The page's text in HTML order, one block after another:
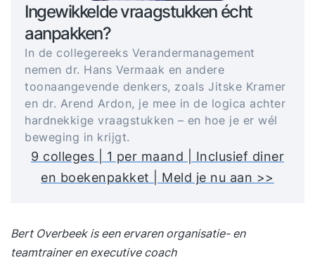
Ingewikkelde vraagstukken écht
aanpakken?
In de collegereeks Verandermanagement
nemen dr. Hans Vermaak en andere
toonaangevende denkers, zoals Jitske Kramer
en dr. Arend Ardon, je mee in de logica achter
hardnekkige vraagstukken – en hoe je er wél
beweging in krijgt.
9 colleges | 1 per maand | Inclusief diner
en boekenpakket | Meld je nu aan >>
Bert Overbeek is een ervaren organisatie- en
teamtrainer en executive coach